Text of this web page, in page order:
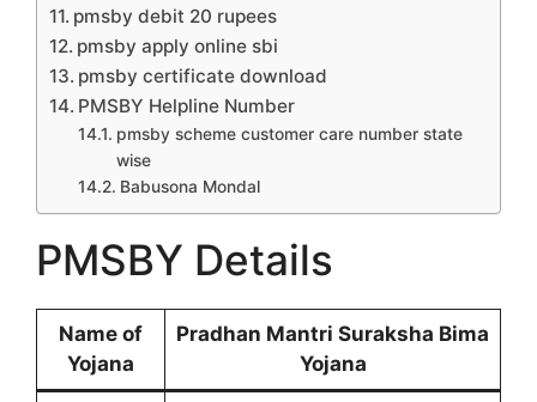
pmsby debit 20 rupees
pmsby apply online sbi
pmsby certificate download
PMSBY Helpline Number
pmsby scheme customer care number state
wise
Babusona Mondal
PMSBY Details
Name of
Yojana
Pradhan Mantri Suraksha Bima
Yojana